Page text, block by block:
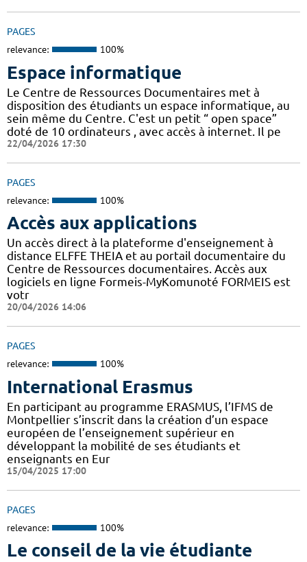
PAGES
relevance: 100%
Espace informatique
Le Centre de Ressources Documentaires met à
disposition des étudiants un espace informatique, au
sein même du Centre. C'est un petit “ open space”
doté de 10 ordinateurs , avec accès à internet. Il pe
22/04/2026 17:30
PAGES
relevance: 100%
Accès aux applications
Un accès direct à la plateforme d'enseignement à
distance ELFFE THEIA et au portail documentaire du
Centre de Ressources documentaires. Accès aux
logiciels en ligne Formeis-MyKomunoté FORMEIS est
votr
20/04/2026 14:06
PAGES
relevance: 100%
International Erasmus
En participant au programme ERASMUS, l’IFMS de
Montpellier s’inscrit dans la création d’un espace
européen de l’enseignement supérieur en
développant la mobilité de ses étudiants et
enseignants en Eur
15/04/2025 17:00
PAGES
relevance: 100%
Le conseil de la vie étudiante